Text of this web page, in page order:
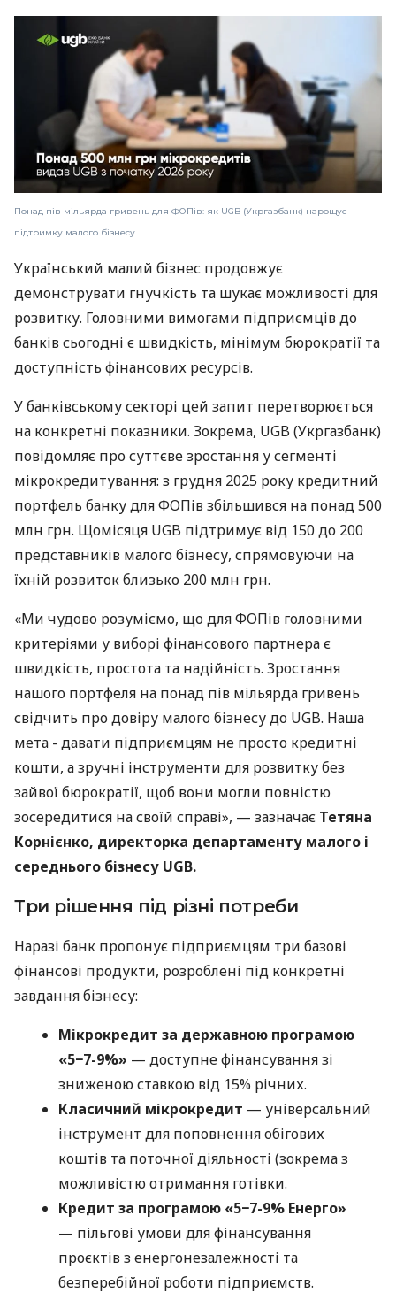
Понад пів мільярда гривень для ФОПів: як UGB (Укргазбанк) нарощує
підтримку малого бізнесу
Український малий бізнес продовжує
демонструвати гнучкість та шукає можливості для
розвитку. Головними вимогами підприємців до
банків сьогодні є швидкість, мінімум бюрократії та
доступність фінансових ресурсів.
У банківському секторі цей запит перетворюється
на конкретні показники. Зокрема, UGB (Укргазбанк)
повідомляє про суттєве зростання у сегменті
мікрокредитування: з грудня 2025 року кредитний
портфель банку для ФОПів збільшився на понад 500
млн грн. Щомісяця UGB підтримує від 150 до 200
представників малого бізнесу, спрямовуючи на
їхній розвиток близько 200 млн грн.
«Ми чудово розуміємо, що для ФОПів головними
критеріями у виборі фінансового партнера є
швидкість, простота та надійність. Зростання
нашого портфеля на понад пів мільярда гривень
свідчить про довіру малого бізнесу до UGB. Наша
мета - давати підприємцям не просто кредитні
кошти, а зручні інструменти для розвитку без
зайвої бюрократії, щоб вони могли повністю
зосередитися на своїй справі», — зазначає Тетяна
Корнієнко, директорка департаменту малого і
середнього бізнесу UGB.
Три рішення під різні потреби
Наразі банк пропонує підприємцям три базові
фінансові продукти, розроблені під конкретні
завдання бізнесу:
Мікрокредит за державною програмою
«5−7-9%» — доступне фінансування зі
зниженою ставкою від 15% річних.
Класичний мікрокредит — універсальний
інструмент для поповнення обігових
коштів та поточної діяльності (зокрема з
можливістю отримання готівки.
Кредит за програмою «5−7-9% Енерго»
— пільгові умови для фінансування
проєктів з енергонезалежності та
безперебійної роботи підприємств.